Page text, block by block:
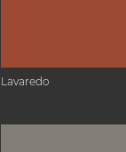
Lavaredo